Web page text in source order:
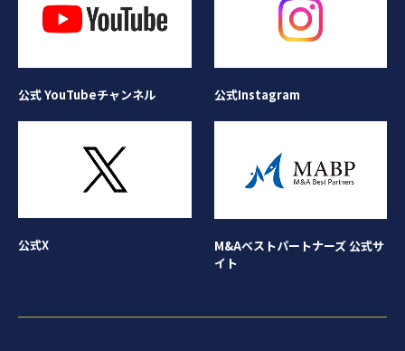
公式 YouTubeチャンネル 公式Instagram
公式X
M&Aベストパートナーズ 公式サ
イト